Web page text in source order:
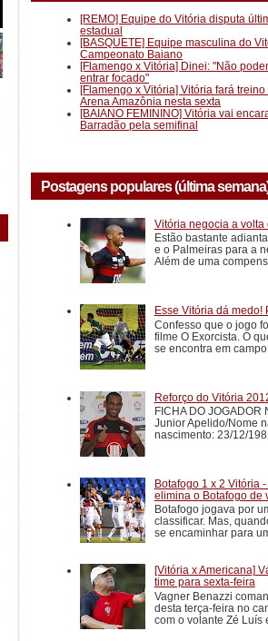
[REMO] Equipe do Vitória disputa
estadual
[BASQUETE] Equipe masculina do
Campeonato Baiano
[Flamengo x Vitória] Dinei: "Não
entrar focado"
[Flamengo x Vitória] Vitória fará
Arena Amazônia nesta sexta
[BAIANO FEMININO] Vitória vai
Barradão pela semifinal
Postagens populares (última
Vitória negocia a volta
Estão bastante
e o Palmeiras para a
Além de uma
Esse Vitória dá medo!
Confesso que o jogo
filme O Exorcista. O
se encontra em campo,
Reforço do Vitória
FICHA DO
Junior Apelido/Nome
nascimento: 23/12/
Botafogo 1 x 2 Vitória
elimina o Botafogo de
Botafogo jogava por
classificar. Mas,
se encaminhar para
[Vitória x Americana]
time para sexta-feira
Vagner Benazzi
desta terça-feira no
com o volante Zé Luís